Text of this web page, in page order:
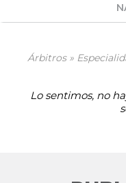
Árbitros »
Lo sentimos, no